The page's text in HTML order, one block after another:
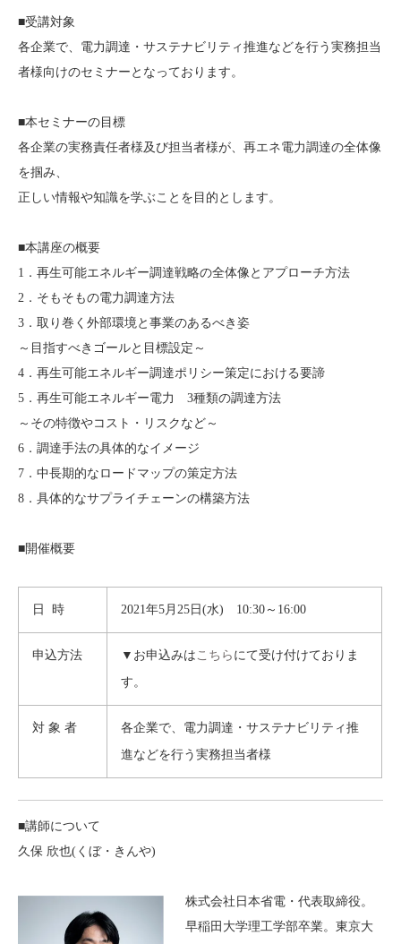
■受講対象
各企業で、電力調達・サステナビリティ推進などを行う実務担当
者様向けのセミナーとなっております。
■本セミナーの目標
各企業の実務責任者様及び担当者様が、再エネ電力調達の全体像
を掴み、
正しい情報や知識を学ぶことを目的とします。
■本講座の概要
1．再生可能エネルギー調達戦略の全体像とアプローチ方法
2．そもそもの電力調達方法
3．取り巻く外部環境と事業のあるべき姿
～目指すべきゴールと目標設定～
4．再生可能エネルギー調達ポリシー策定における要諦
5．再生可能エネルギー電力 3種類の調達方法
～その特徴やコスト・リスクなど～
6．調達手法の具体的なイメージ
7．中長期的なロードマップの策定方法
8．具体的なサプライチェーンの構築方法
■開催概要
日 時 2021年5月25日(水) 10:30～16:00
申込方法 ▼お申込みは こちら にて受け付けておりま
す。
対 象 者
各企業で、電力調達・サステナビリティ推
進などを行う実務担当者様
■講師について
久保 欣也(くぼ・きんや)
株式会社日本省電・代表取締役。
早稲田大学理工学部卒業。東京大